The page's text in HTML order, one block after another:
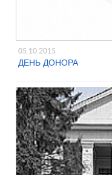
05.10.2015
ДЕНЬ ДОНОРА